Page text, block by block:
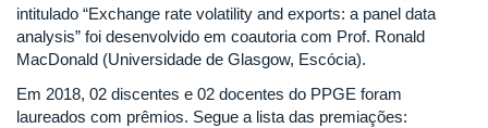
intitulado “Exchange rate volatility and exports: a panel data
analysis” foi desenvolvido em coautoria com Prof. Ronald
MacDonald (Universidade de Glasgow, Escócia).
Em 2018, 02 discentes e 02 docentes do PPGE foram
laureados com prêmios. Segue a lista das premiações: